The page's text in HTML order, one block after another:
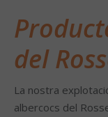
del
La nostra
albercocs del